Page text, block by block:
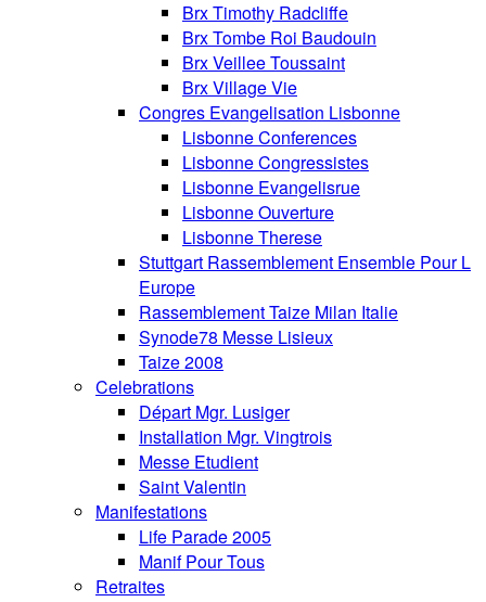
Brx Timothy Radcliffe
Brx Tombe Roi Baudouin
Brx Veillee Toussaint
Brx Village Vie
Congres Evangelisation Lisbonne
Lisbonne Conferences
Lisbonne Congressistes
Lisbonne Evangelisrue
Lisbonne Ouverture
Lisbonne Therese
Stuttgart Rassemblement Ensemble Pour L
Europe
Rassemblement Taize Milan Italie
Synode78 Messe Lisieux
Taize 2008
Celebrations
Départ Mgr. Lusiger
Installation Mgr. Vingtrois
Messe Etudient
Saint Valentin
Manifestations
Life Parade 2005
Manif Pour Tous
Retraites